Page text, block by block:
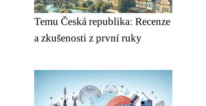
Temu Česká republika: Recenze
a zkušenosti z první ruky